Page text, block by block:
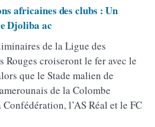
africaines des clubs : Un
Djoliba ac
de la Ligue des
Rouges croiseront le fer avec le
que le Stade malien de
de la Colombe
l’AS Réal et le FC